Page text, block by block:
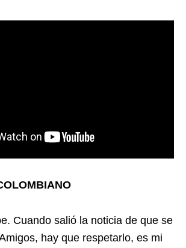
Cuando salió la noticia de que se
hay que respetarlo, es mi